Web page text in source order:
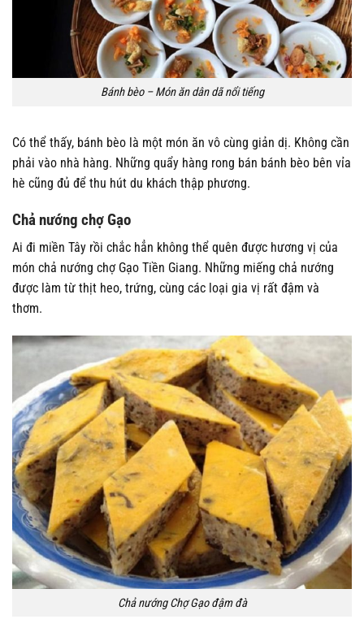
Bánh bèo – Món ăn dân dã nổi tiếng
Có thể thấy, bánh bèo là một món ăn vô cùng giản dị. Không cần
phải vào nhà hàng. Những quẩy hàng rong bán bánh bèo bên vỉa
hè cũng đủ để thu hút du khách thập phương.
Chả nướng chợ Gạo
Ai đi miền Tây rồi chắc hẳn không thể quên được hương vị của
món chả nướng chợ Gạo Tiền Giang. Những miếng chả nướng
được làm từ thịt heo, trứng, cùng các loại gia vị rất đậm và
thơm.
Chả nướng Chợ Gạo đậm đà